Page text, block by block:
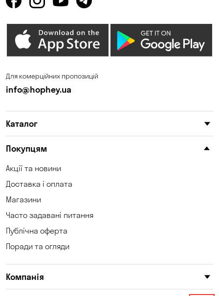
Для комерційних пропозицій
info@hophey.ua
Каталог
Покупцям
Акції та новини
Доставка і оплата
Магазини
Часто задавані питання
Публічна оферта
Поради та огляди
Компанія